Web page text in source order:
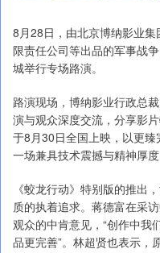
8月28日，由北京博纳影业
限责任公司等出品的军事战
城举行专场路演。
路演现场，博纳影业行政总
演与观众深度交流，分享影
于8月30日全国上映，以更
一场兼具技术震撼与精神厚度
《蛟龙行动》特别版的推出
质的执着追求。蒋德富在采
观众的中肯意见，“创作中我
品更完善”。林超贤也表示，